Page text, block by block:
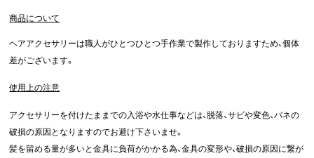
商品について
ヘアアクセサリーは職人がひとつひとつ手作業で製作しておりますため、個体
差がございます。
使用上の注意
アクセサリーを付けたままでの入浴や水仕事などは、脱落、サビや変色、バネの
破損の原因となりますのでお避け下さいませ。
髪を留める量が多いと金具に負荷がかかる為、金具の変形や、破損の原因に繋が